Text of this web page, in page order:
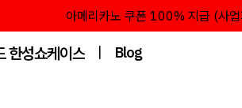
아메리카노 쿠폰 100% 지급 (사업
한성쇼케이스 | Blog